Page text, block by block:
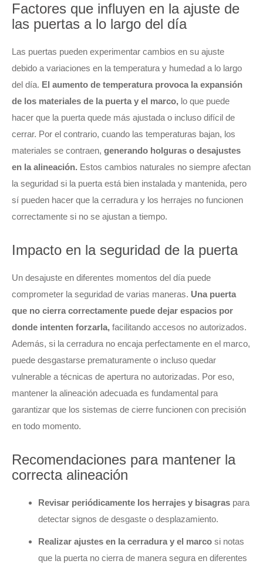
Factores que influyen en la ajuste de
las puertas a lo largo del día
Las puertas pueden experimentar cambios en su ajuste
debido a variaciones en la temperatura y humedad a lo largo
del día. El aumento de temperatura provoca la expansión
de los materiales de la puerta y el marco, lo que puede
hacer que la puerta quede más ajustada o incluso difícil de
cerrar. Por el contrario, cuando las temperaturas bajan, los
materiales se contraen, generando holguras o desajustes
en la alineación. Estos cambios naturales no siempre afectan
la seguridad si la puerta está bien instalada y mantenida, pero
sí pueden hacer que la cerradura y los herrajes no funcionen
correctamente si no se ajustan a tiempo.
Impacto en la seguridad de la puerta
Un desajuste en diferentes momentos del día puede
comprometer la seguridad de varias maneras. Una puerta
que no cierra correctamente puede dejar espacios por
donde intenten forzarla, facilitando accesos no autorizados.
Además, si la cerradura no encaja perfectamente en el marco,
puede desgastarse prematuramente o incluso quedar
vulnerable a técnicas de apertura no autorizadas. Por eso,
mantener la alineación adecuada es fundamental para
garantizar que los sistemas de cierre funcionen con precisión
en todo momento.
Recomendaciones para mantener la
correcta alineación
Revisar periódicamente los herrajes y bisagras para
detectar signos de desgaste o desplazamiento.
Realizar ajustes en la cerradura y el marco si notas
que la puerta no cierra de manera segura en diferentes